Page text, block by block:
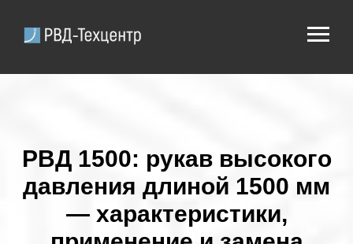
РВД 1500: рукав высокого
давления длиной 1500 мм
— характеристики,